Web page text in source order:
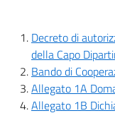
Decreto di
della Capo
Bando di
Allegato 1A
Allegato 1B